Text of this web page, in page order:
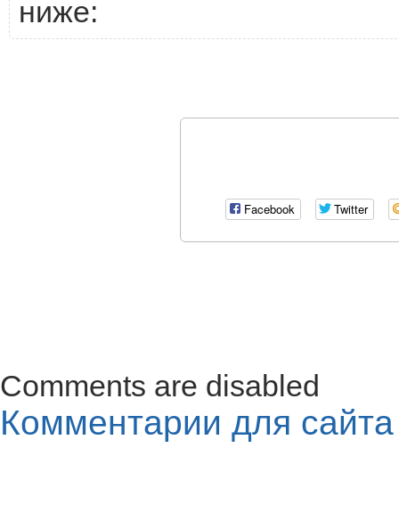
ниже:
Facebook Twitter
Comments are disabled
Комментарии для